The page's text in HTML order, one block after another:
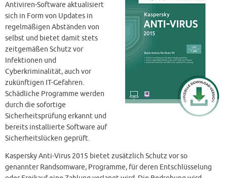
Kaufen
Antiviren-Software aktualisiert
sich in Form von Updates in
regelmäßigen Abständen von
selbst und bietet damit stets
zeitgemäßen Schutz vor
Infektionen und
Cyberkriminalität, auch vor
zukünftigen IT-Gefahren.
Schädliche Programme werden
durch die sofortige
Sicherheitsprüfung erkannt und
bereits installierte Software auf
Sicherheitslücken geprüft.
Kaspersky Anti-Virus 2015 bietet zusätzlich Schutz vor so
genannter Randsomware, Programme, für deren Entschlüsselung